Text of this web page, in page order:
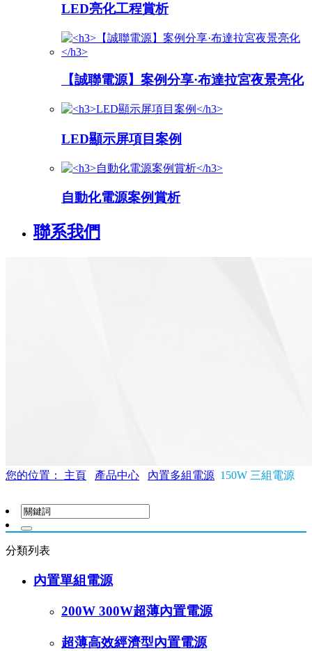
LED亮化工程賞析
【誠聯電源】案例分享·布達拉宮夜景亮化
LED顯示屏項目案例
自動化電源案例賞析
聯系我們
您的位置： 主頁 產品中心 內置多組電源 150W 三組電源
分類列表
內置單組電源
200W 300W超薄內置電源
超薄高效經濟型內置電源